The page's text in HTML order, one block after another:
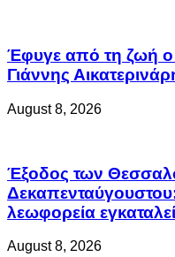
Έφυγε από τη ζωή ο
Γιάννης
August 8, 2026
Έξοδος των
λεωφορεία
August 8, 2026